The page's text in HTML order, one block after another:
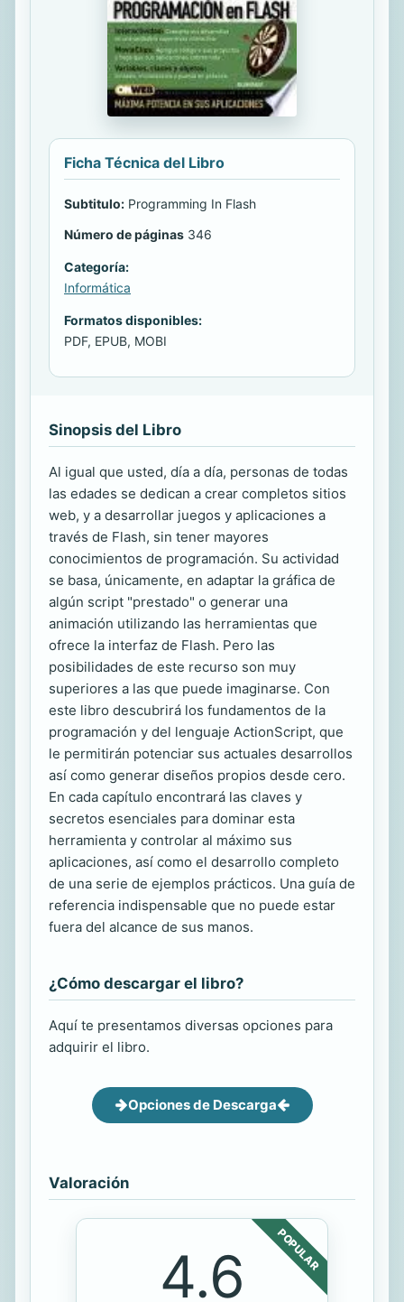
Ficha Técnica del Libro
Subtitulo: Programming In Flash
Número de páginas 346
Categoría:
Informática
Formatos disponibles:
PDF, EPUB, MOBI
Sinopsis del Libro
Al igual que usted, día a día, personas de todas
las edades se dedican a crear completos sitios
web, y a desarrollar juegos y aplicaciones a
través de Flash, sin tener mayores
conocimientos de programación. Su actividad
se basa, únicamente, en adaptar la gráfica de
algún script "prestado" o generar una
animación utilizando las herramientas que
ofrece la interfaz de Flash. Pero las
posibilidades de este recurso son muy
superiores a las que puede imaginarse. Con
este libro descubrirá los fundamentos de la
programación y del lenguaje ActionScript, que
le permitirán potenciar sus actuales desarrollos
así como generar diseños propios desde cero.
En cada capítulo encontrará las claves y
secretos esenciales para dominar esta
herramienta y controlar al máximo sus
aplicaciones, así como el desarrollo completo
de una serie de ejemplos prácticos. Una guía de
referencia indispensable que no puede estar
fuera del alcance de sus manos.
¿Cómo descargar el libro?
Aquí te presentamos diversas opciones para
adquirir el libro.
Opciones de Descarga
Valoración
POPULAR
4.6